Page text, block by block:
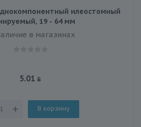
илеостомный
19 - 64 мм
в магазинах
5.01
В корзину